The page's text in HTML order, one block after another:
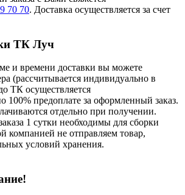
70 70. Доставка осуществляется за счет
ТК Луч
и времени доставки вы можете
(рассчитывается индивидуально в
ТК осуществляется
100% предоплате за оформленный заказ.
отдельно при получении.
1 сутки необходимы для сборки
компанией не отправляем товар,
условий хранения.